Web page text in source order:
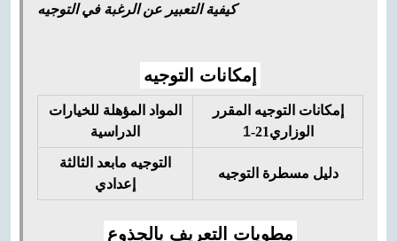
كيفية التعبير عن الرغبة في التوجيه
إمكانات التوجيه
إمكانات التوجيه المقرر
الوزاري21-
1
المواد المؤهلة للخيارات
الدراسية
دليل مسطرة التوجيه
التوجيه مابعد الثالثة
إعدادي
مطويات التعريف بالجذوع